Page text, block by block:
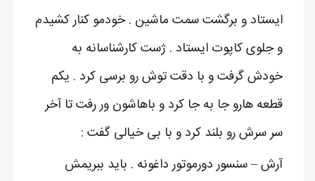
ایستاد و برگشت سمت ماشین . خودمو کنار کشیدم
و جلوی کاپوت ایستاد . ژست کارشناسانه به
خودش گرفت و با دقت توش رو برسی کرد . یکم
قطعه هارو جا به جا کرد و باهاشون ور رفت تا آخر
سر سرش رو بلند کرد و با بی خیالی گفت :
آرش – سنسور دورموتور داغونه . باید ببریمش